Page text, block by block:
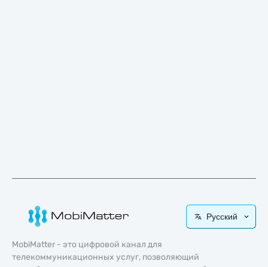
Русский
MobiMatter - это цифровой канал для
телекоммуникационных услуг, позволяющий